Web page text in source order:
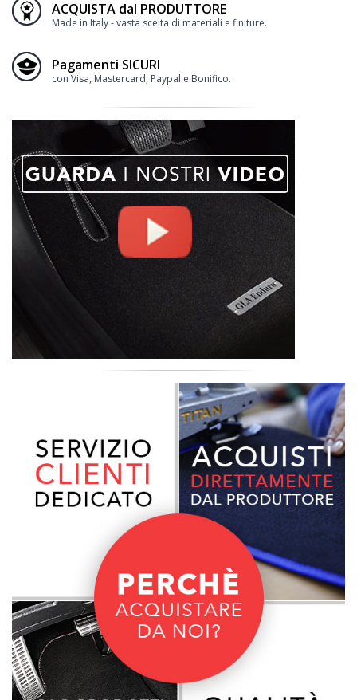
ACQUISTA dal PRODUTTORE
Made in Italy - vasta scelta di materiali e finiture.
Pagamenti SICURI
con Visa, Mastercard, Paypal e Bonifico.